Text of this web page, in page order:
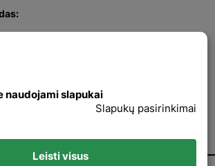
naudojami slapukai
Slapukų pasirinkimai
Leisti visus